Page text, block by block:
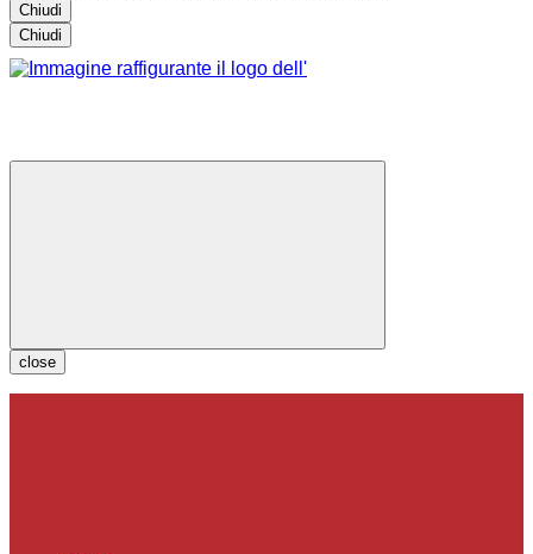
Chiudi
Chiudi
close